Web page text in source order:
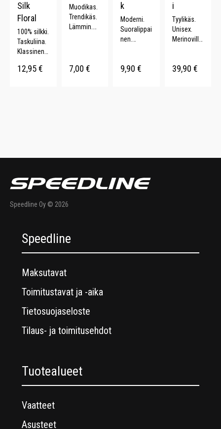
Silk
Floral
100% silkki.
Taskuliina.
Klassinen.
inti. Monta
12,95€
Muodikas.
Trendikäs.
Lämmin.
7,00 €
k
Moderni.
Suoralippai
nen.
100%
9,90 €
i
Tyylikäs.
Unisex.
Merinovilla.
kosteutta.
39,90 €
Speedline Oy © 2026
Speedline
Maksutavat
Toimitustavat ja -aika
Tietosuojaseloste
Tilaus- ja toimitusehdot
Tuotealueet
Vaatteet
Asusteet